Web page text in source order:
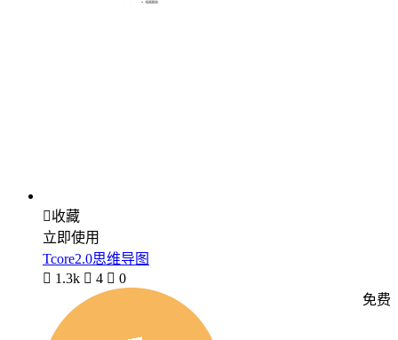
收藏
立即使用
Tcore2.0思维导图
 1.3k  4  0
免费